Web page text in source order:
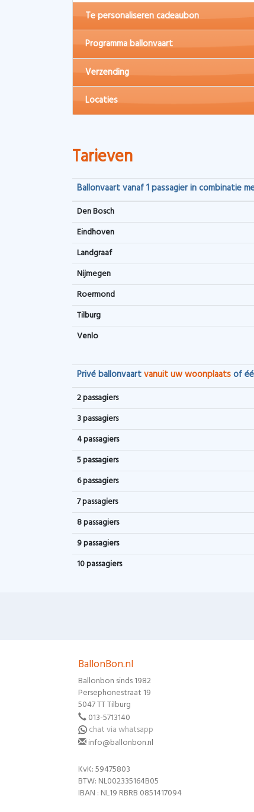
Te personaliseren cadeaubon
Programma ballonvaart
Verzending
Locaties
Tarieven
Ballonvaart vanaf 1 passagier in combinatie
Den Bosch
Eindhoven
Landgraaf
Nijmegen
Roermond
Tilburg
Venlo
Privé ballonvaartvanuit uw woonplaatsof
2 passagiers
3 passagiers
4 passagiers
5 passagiers
6 passagiers
7 passagiers
8 passagiers
9 passagiers
10 passagiers
BallonBon.nl
Ballonbon sinds 1982
Persephonestraat 19
5047 TT Tilburg
013-5713140
chat via whatsapp
info@ballonbon.nl
KvK: 59475803
BTW: NL002335164B05
IBAN : NL19 RBRB 0851417094